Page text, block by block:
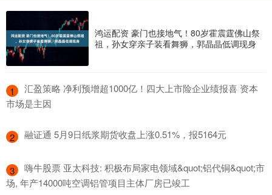
鸿运配资 豪门也接地气！80岁霍震霆佛山祭
祖，孙女穿亲子装看舞狮，郭晶晶低调现身
1
​汇盈策略 净利预增超1000亿！四大上市险企业绩报喜 资本
市场是主因
2 ​融证通 5月9日纸浆期货收盘上涨0.51%，报5164元
3
​嗨牛股票 亚太科技: 积极布局家电领域&quot;铝代铜&quot;市
场, 年产14000吨空调铝管项目主体厂房已竣工